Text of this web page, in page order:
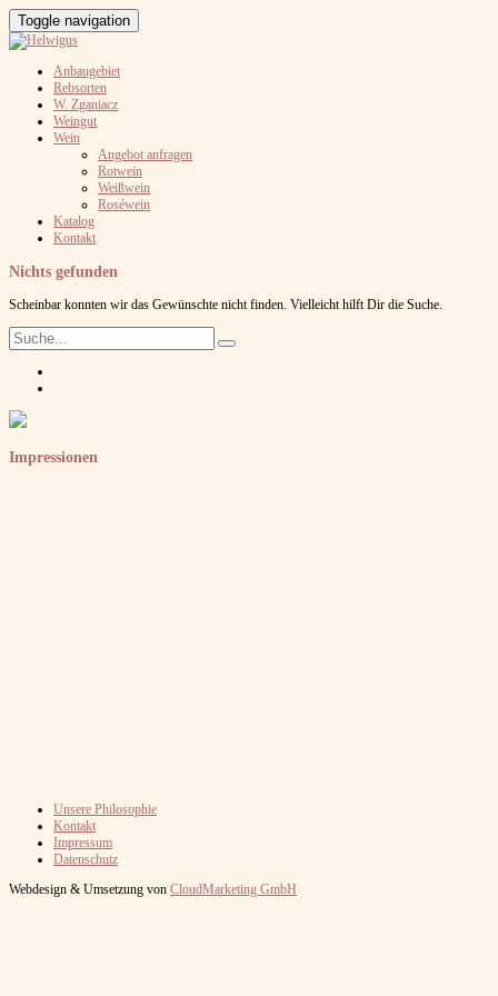
Toggle navigation
Anbaugebiet
Rebsorten
W. Zganiacz
Weingut
Wein
Angebot anfragen
Rotwein
Weißwein
Roséwein
Katalog
Kontakt
Nichts gefunden
Scheinbar konnten wir das Gewünschte nicht finden. Vielleicht hilft Dir die Suche.
Impressionen
Unsere Philosophie
Kontakt
Impressum
Datenschutz
Webdesign & Umsetzung von CloudMarketing GmbH